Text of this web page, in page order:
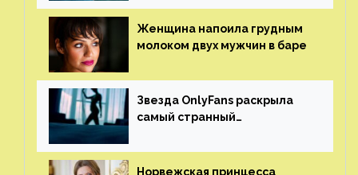
Женщина напоила грудным
молоком двух мужчин в баре
Звезда OnlyFans раскрыла
самый странный
от фаната
Норвежская принцесса